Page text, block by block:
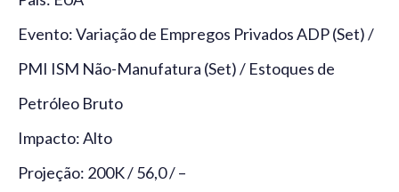
Evento: Variação de Empregos Privados ADP (Set) /
PMI ISM Não-Manufatura (Set) / Estoques de
Petróleo Bruto
Impacto: Alto
Projeção: 200K / 56,0 / –